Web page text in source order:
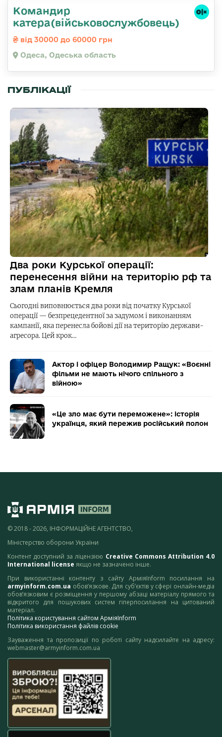
Командир
катера(військовослужбовець)
від 30000 до 60000 грн
Одеса, Одеська область
ПУБЛІКАЦІЇ
Два роки Курської операції:
перенесення війни на територію рф та
злам планів Кремля
Сьогодні виповнюється два роки від початку Курської
операції — безпрецедентної за задумом і виконанням
кампанії, яка перенесла бойові дії на територію держави-
агресора. Цей крок…
Актор і офіцер Володимир Ращук: «Воєнні
фільми не мають нічого спільного з
війною»
«Це зло має бути переможене»: історія
українця, який пережив російський полон
© 2018 - 2026, ІНФОРМАЦІЙНЕ АГЕНТСТВО,
Міністерство оборони України
Контент доступний за ліцензією Creative Commons Attribution 4.0
International license якщо не зазначено інше.
При використанні контенту з сайту АрміяInform посилання на
armyinform.com.ua обов’язкове. Для суб’єктів у сфері онлайн-медіа
обов’язковим є розміщення у першому абзаці матеріалу прямого та
відкритого для пошукових систем гіперпосилання на цитований
матеріал.
Політика користування сайтом АрміяInform
Політика використання файлів cookie
Зауваження та пропозиції по роботі сайту надсилайте на адресу:
webmaster@armyinform.com.ua